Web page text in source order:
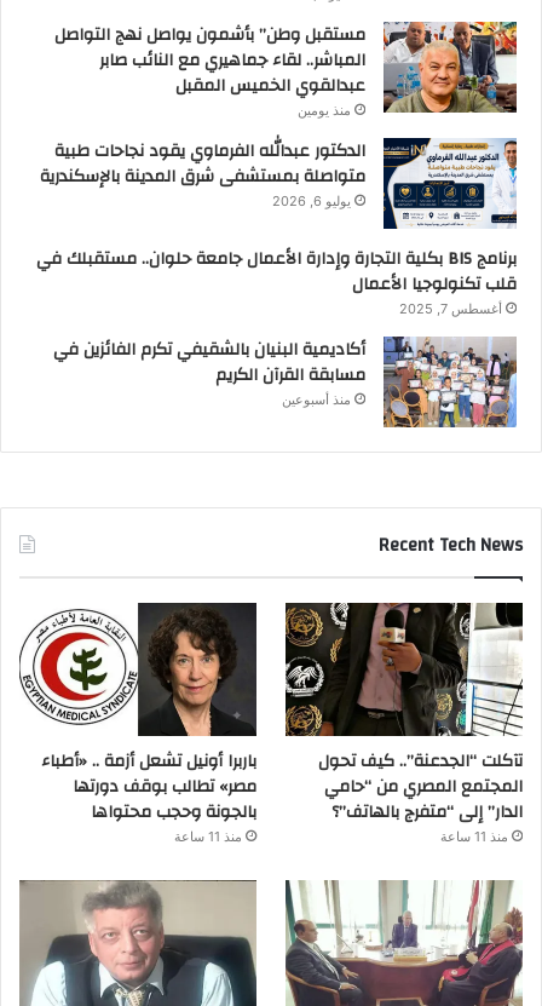
مستقبل وطن” بأشمون يواصل نهج التواصل
المباشر.. لقاء جماهيري مع النائب صابر
عبدالقوي الخميس المقبل
منذ يومين
الدكتور عبدالله الفرماوي يقود نجاحات طبية
متواصلة بمستشفى شرق المدينة بالإسكندرية
يوليو 6, 2026
برنامج BIS بكلية التجارة وإدارة الأعمال جامعة حلوان.. مستقبلك في
قلب تكنولوجيا الأعمال
أغسطس 7, 2025
أكاديمية البنيان بالشقيفي تكرم الفائزين في
مسابقة القرآن الكريم
منذ أسبوعين
Recent Tech News
تآكلت “الجدعنة”.. كيف تحول
المجتمع المصري من “حامي
الدار” إلى “متفرج بالهاتف”؟
منذ 11 ساعة
باربرا أونيل تشعل أزمة .. «أطباء
مصر» تطالب بوقف دورتها
بالجونة وحجب محتواها
منذ 11 ساعة